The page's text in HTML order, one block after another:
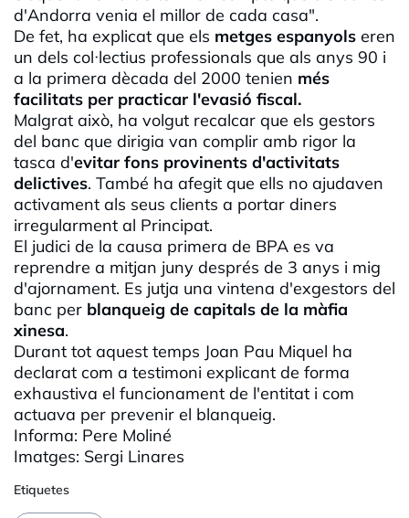
d'Andorra venia el millor de cada casa".
De fet, ha explicat que els metges espanyols eren
un dels col·lectius professionals que als anys 90 i
a la primera dècada del 2000 tenien més
facilitats per practicar l'evasió fiscal.
Malgrat això, ha volgut recalcar que els gestors
del banc que dirigia van complir amb rigor la
tasca d'evitar fons provinents d'activitats
delictives. També ha afegit que ells no ajudaven
activament als seus clients a portar diners
irregularment al Principat.
El judici de la causa primera de BPA es va
reprendre a mitjan juny després de 3 anys i mig
d'ajornament. Es jutja una vintena d'exgestors del
banc per blanqueig de capitals de la màfia
xinesa.
Durant tot aquest temps Joan Pau Miquel ha
declarat com a testimoni explicant de forma
exhaustiva el funcionament de l'entitat i com
actuava per prevenir el blanqueig.
Informa: Pere Moliné
Imatges: Sergi Linares
Etiquetes